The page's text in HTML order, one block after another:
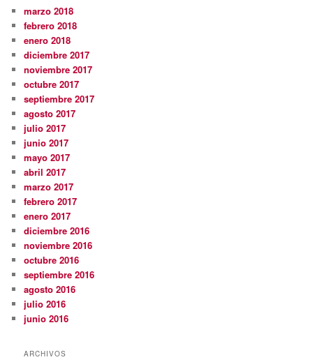
marzo 2018
febrero 2018
enero 2018
diciembre 2017
noviembre 2017
octubre 2017
septiembre 2017
agosto 2017
julio 2017
junio 2017
mayo 2017
abril 2017
marzo 2017
febrero 2017
enero 2017
diciembre 2016
noviembre 2016
octubre 2016
septiembre 2016
agosto 2016
julio 2016
junio 2016
ARCHIVOS